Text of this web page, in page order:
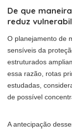
De que
reduz
O planejamento de
sensíveis da
estruturados
essa razão, rotas
estudadas,
de possível
A antecipação